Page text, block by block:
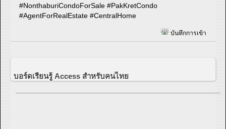
#NonthaburiCondoForSale #PakKretCondo
#AgentForRealEstate #CentralHome
บันทึกการเข้า
บอร์ดเรียนรู้ Access สำหรับคนไทย